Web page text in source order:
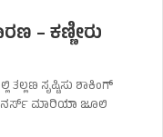
– ಕಣ್ಣೀರು
ಸೃಷ್ಟಿಸು ಶಾಕಿಂಗ್
ನರ್ಸ್ ಮಾರಿಯಾ ಜೂಲಿ